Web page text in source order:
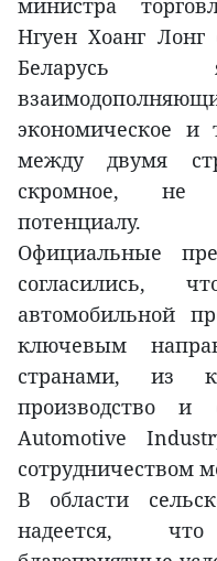
Нгуен Хоанг
Беларусь
экономическое и
между двумя
скромное, не
потенциалу.
Официальные
согласились,
автомобильной
ключевым
странами, из
производство и
Automotive
сотрудничеством
В области
надеется,